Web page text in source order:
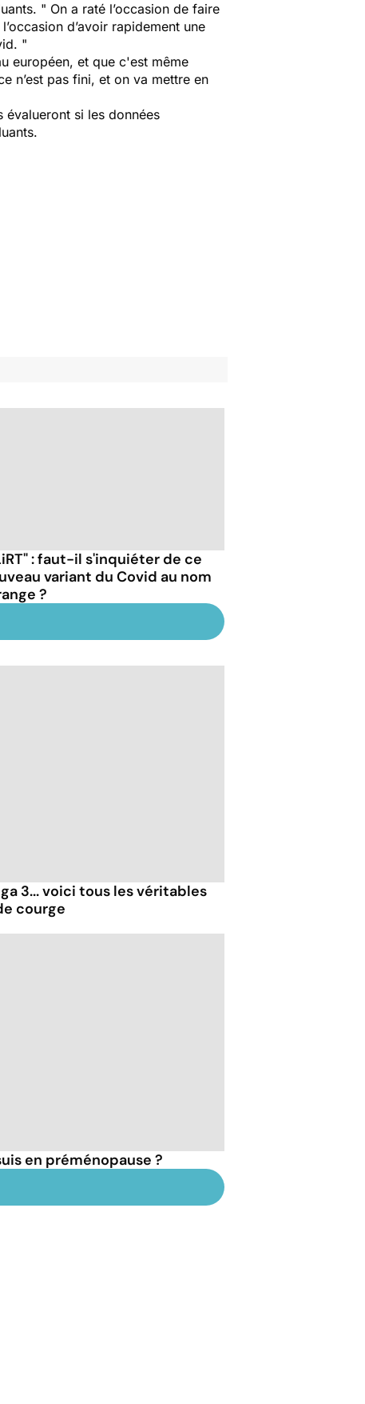
" On a raté l’occasion de faire
d’avoir rapidement une
"
européen, et que c'est même
n’est pas fini, et on va mettre en
évalueront si les données
: faut-il s'inquiéter de ce
variant du Covid au nom
?
3... voici tous les véritables
courge
en préménopause ?